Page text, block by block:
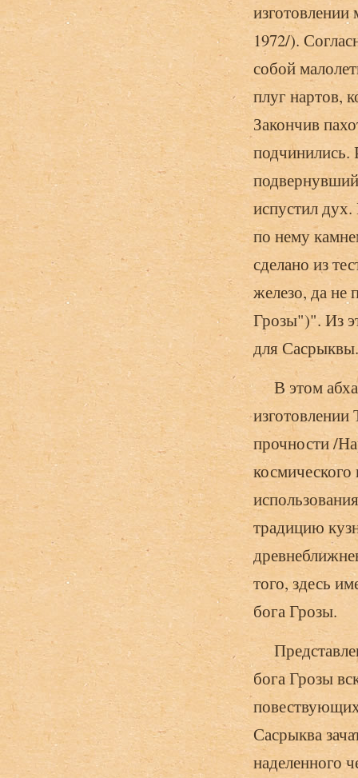
1972/).
собой
плуг нартов,
Закончив
подчинились.
испустил
по нему
сделано из
железо, да не
Грозы")". Из
для Сасрыквы.
В этом
прочности /
традицию
того, здесь
бога Грозы.
бога Грозы
Сасрыква
наделенного